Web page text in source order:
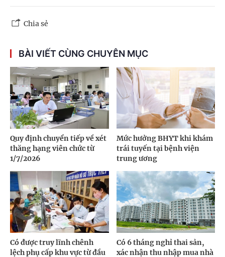
Chia sẻ
BÀI VIẾT CÙNG CHUYÊN MỤC
Quy định chuyển tiếp về xét
thăng hạng viên chức từ
1/7/2026
Mức hưởng BHYT khi khám
trái tuyến tại bệnh viện
trung ương
Có được truy lĩnh chênh
lệch phụ cấp khu vực từ đầu
Có 6 tháng nghỉ thai sản,
xác nhận thu nhập mua nhà